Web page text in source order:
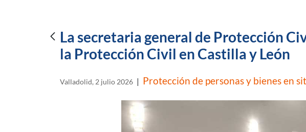
La secretaria general de Protección
la Protección Civil en Castilla y León
Valladolid, 2 julio 2026 Protección de personas y bienes en